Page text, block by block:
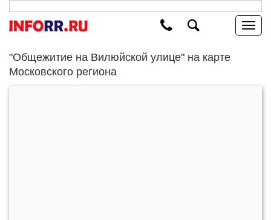
"Общежитие на Вилюйской улице" на карте
Московского региона